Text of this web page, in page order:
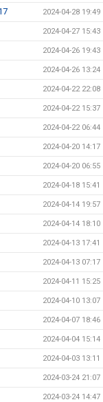
2024-04-28 19:49
2024-04-27 15:43
2024-04-26 19:43
2024-04-26 13:24
2024-04-22 22:08
2024-04-22 15:37
2024-04-22 06:44
2024-04-20 14:17
2024-04-20 06:55
2024-04-18 15:41
2024-04-14 19:57
2024-04-14 18:10
2024-04-13 17:41
2024-04-13 07:17
2024-04-11 15:25
2024-04-10 13:07
2024-04-07 18:46
2024-04-04 15:14
2024-04-03 13:11
2024-03-24 21:07
2024-03-24 14:47